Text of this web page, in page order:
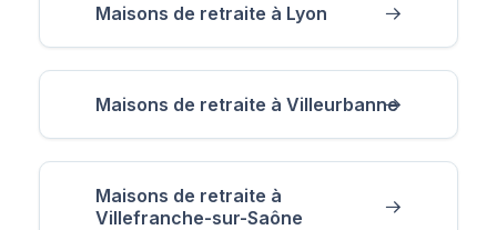
Maisons de retraite à Lyon
Maisons de retraite à Villeurbanne
Maisons de retraite à
Villefranche-sur-Saône